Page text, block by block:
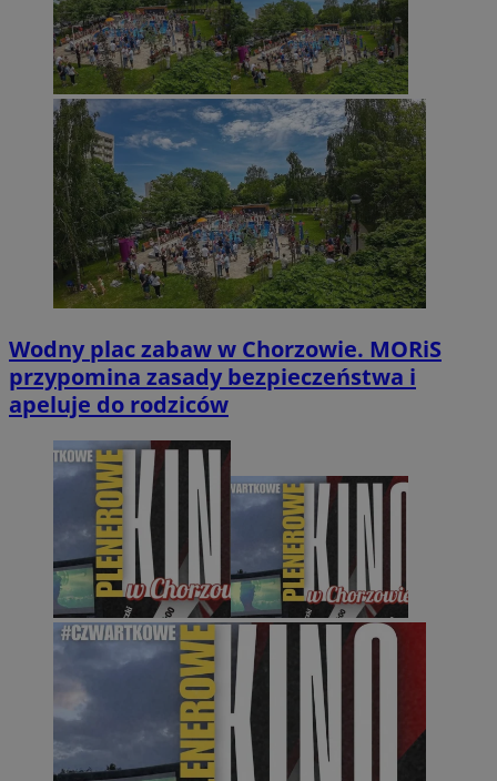
Wodny plac zabaw w Chorzowie. MORiS
przypomina zasady bezpieczeństwa i
apeluje do rodziców